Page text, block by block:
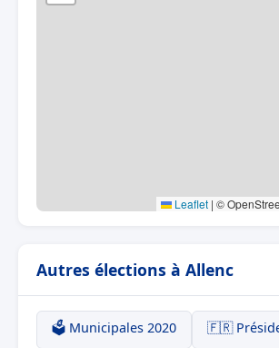
Leaflet | ©
Autres élections à Allenc
🗳️ Municipales 2020 🇫🇷